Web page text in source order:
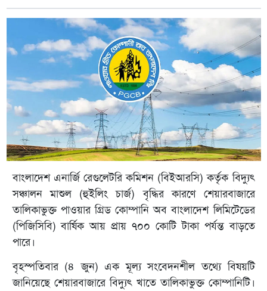
বাংলাদেশ এনার্জি রেগুলেটরি কমিশন (বিইআরসি) কর্তৃক বিদ্যুৎ
সঞ্চালন মাশুল (হুইলিং চার্জ) বৃদ্ধির কারণে শেয়ারবাজারে
তালিকাভুক্ত পাওয়ার গ্রিড কোম্পানি অব বাংলাদেশ লিমিটেডের
(পিজিসিবি) বার্ষিক আয় প্রায় ৭০০ কোটি টাকা পর্যন্ত বাড়তে
পারে।
বৃহস্পতিবার (৪ জুন) এক মূল্য সংবেদনশীল তথ্যে বিষয়টি
জানিয়েছে শেয়ারবাজারে বিদ্যুৎ খাতে তালিকাভুক্ত কোম্পানিটি।